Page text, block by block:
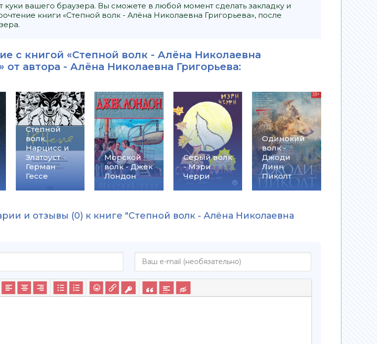
куки вашего браузера. Вы сможете в любой момент сделать закладку и
книги «Степной волк - Алёна Николаевна Григорьева», после
с книгой «Степной волк - Алёна Николаевна
от автора - Алёна Николаевна Григорьева:
Степной
волк.
Нарцисс и
Златоуст -
Герман
Гессе
Морской
волк - Джек
Лондон
Серый волк
- Мэри
Черри
Одинокий
волк -
Джоди
Линн
Пиколт
и отзывы (0) к книге "Степной волк - Алёна Николаевна